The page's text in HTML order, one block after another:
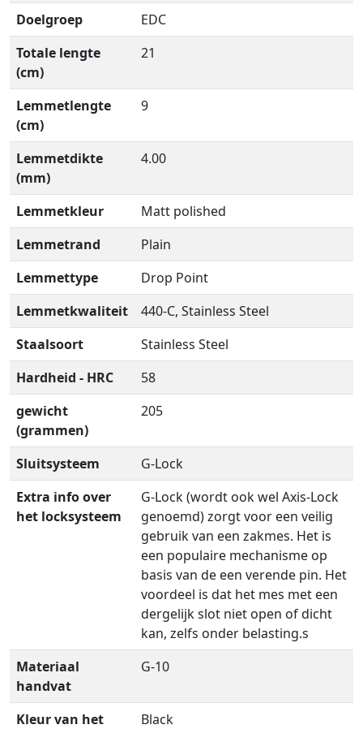
Doelgroep
EDC
Totale lengte
(cm)
21
Lemmetlengte
(cm)
9
Lemmetdikte
(mm)
4.00
Lemmetkleur
Matt polished
Lemmetrand
Plain
Lemmettype
Drop Point
Lemmetkwaliteit
440-C, Stainless Steel
Staalsoort
Stainless Steel
Hardheid - HRC
58
gewicht
(grammen)
205
Sluitsysteem
G-Lock
Extra info over
het locksysteem
G-Lock (wordt ook wel Axis-Lock
genoemd) zorgt voor een veilig
gebruik van een zakmes. Het is
een populaire mechanisme op
basis van de een verende pin. Het
voordeel is dat het mes met een
dergelijk slot niet open of dicht
kan, zelfs onder belasting.s
Materiaal
handvat
G-10
Kleur van het Black